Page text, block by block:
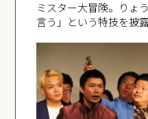
ミスター大冒険。りょ
言う」という特技を披露